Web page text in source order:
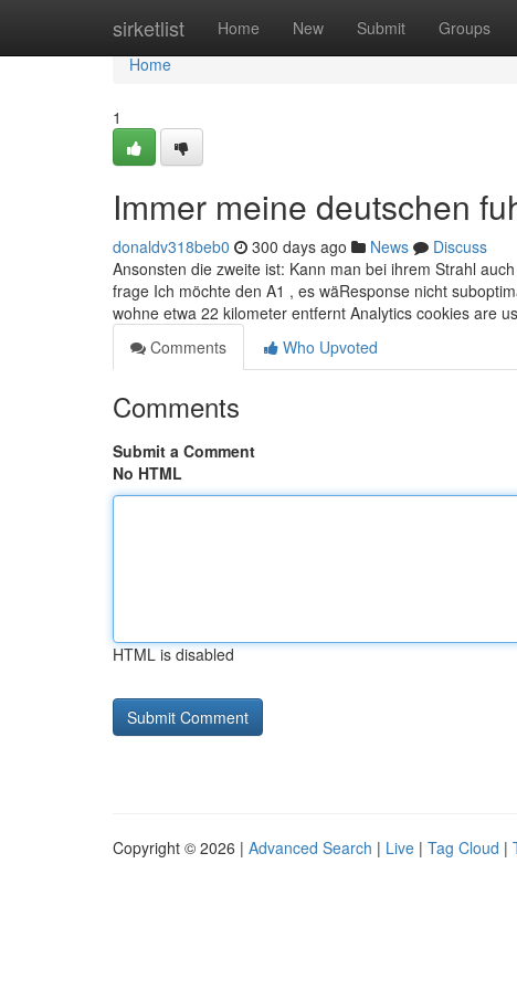
sirketlist Home New Submit Groups
Home
Home
1
Immer meine deutschen
donaldv318beb0 300 days ago News
Discuss
Ansonsten die zweite ist: Kann man bei ihrem Strahl
frage Ich möchte den A1 , es wäResponse nicht
wohne etwa 22 kilometer entfernt Analytics cookies are
Comments
Who Upvoted
Comments
Submit a Comment
No HTML
HTML is disabled
Copyright © 2026 | Advanced Search | Live | Tag Cloud |